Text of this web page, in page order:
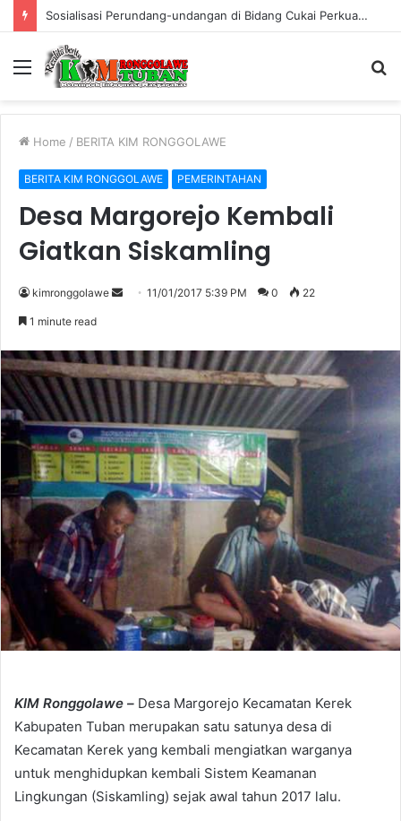
Sosialisasi Perundang-undangan di Bidang Cukai Perkuat Komitmen Berantas Rokok Ilegal di Kabupaten Tuban
Menu
Home / BERITA KIM RONGGOLAWE
BERITA KIM RONGGOLAWE PEMERINTAHAN
Desa Margorejo Kembali
Giatkan Siskamling
kimronggolawe
a
e
m
a
i
l
11/01/2017 5:39 PM 0 22
1 minute read
KIM Ronggolawe – Desa Margorejo Kecamatan Kerek
Kabupaten Tuban merupakan satu satunya desa di
Kecamatan Kerek yang kembali mengiatkan warganya
untuk menghidupkan kembali Sistem Keamanan
Lingkungan (Siskamling) sejak awal tahun 2017 lalu.